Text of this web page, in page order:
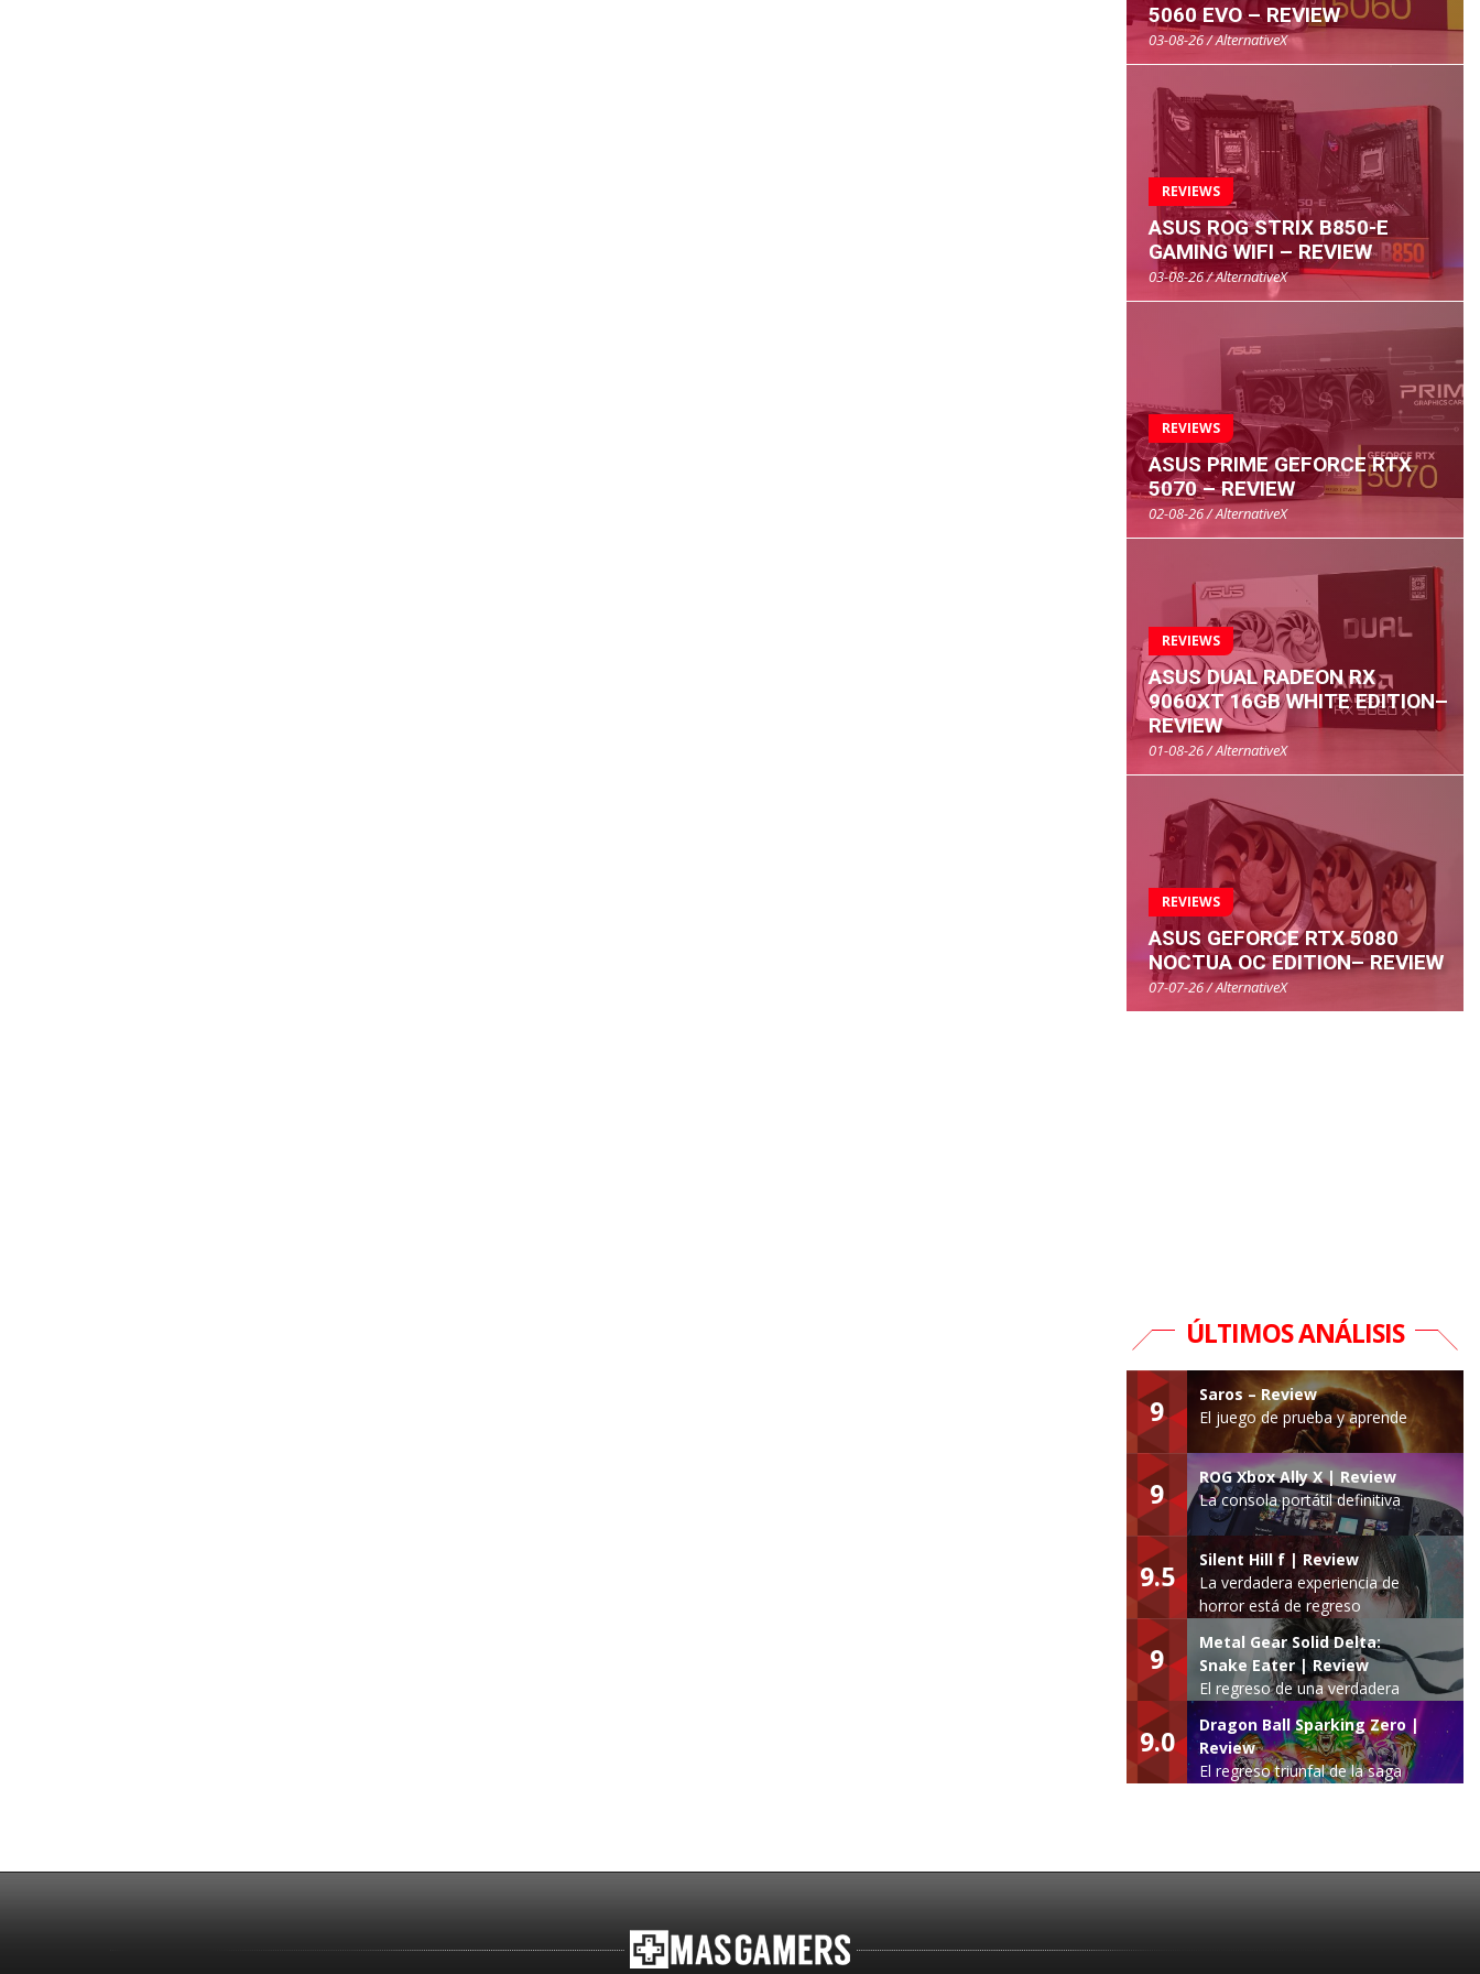
5060 EVO – REVIEW
03-08-26 / AlternativeX
REVIEWS
ASUS ROG STRIX B850-E
GAMING WIFI – REVIEW
03-08-26 / AlternativeX
REVIEWS
ASUS PRIME GEFORCE RTX
5070 – REVIEW
02-08-26 / AlternativeX
REVIEWS
ASUS DUAL RADEON RX
9060XT 16GB WHITE EDITION–
REVIEW
01-08-26 / AlternativeX
REVIEWS
ASUS GEFORCE RTX 5080
NOCTUA OC EDITION– REVIEW
07-07-26 / AlternativeX
ÚLTIMOS ANÁLISIS
9
Saros – Review
El juego de prueba y aprende
9
ROG Xbox Ally X | Review
La consola portátil definitiva
9.5
Silent Hill f | Review
La verdadera experiencia de
horror está de regreso
9
Metal Gear Solid Delta:
Snake Eater | Review
El regreso de una verdadera
leyenda
9.0
Dragon Ball Sparking Zero |
Review
El regreso triunfal de la saga